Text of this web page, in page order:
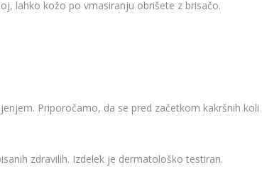
lahko kožo po vmasiranju obrišete z brisačo.
Priporočamo, da se pred začetkom kakršnih
zdravilih. Izdelek je dermatološko testiran.